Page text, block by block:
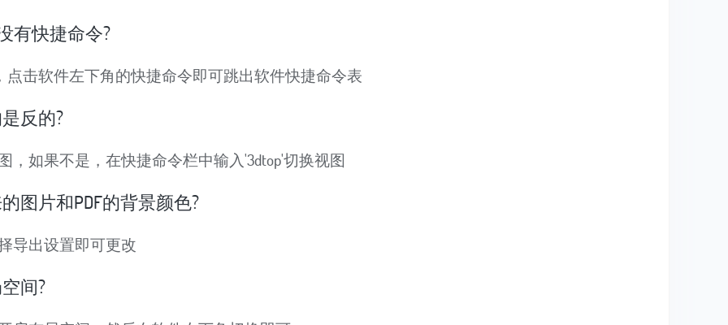
有快捷命令?
点击软件左下角的快捷命令即可跳出软件快捷命令表
反的?
，如果不是，在快捷命令栏中输入'3dtop'切换视图
图片和PDF的背景颜色?
导出设置即可更改
间?